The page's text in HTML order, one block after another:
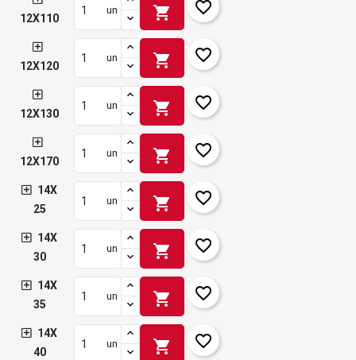
12X110
un shopping_cart favorite_border
12X120
un shopping_cart favorite_border
12X130
un shopping_cart favorite_border
12X170
un shopping_cart favorite_border
14X
25
un shopping_cart favorite_border
14X
30
un shopping_cart favorite_border
14X
35
un shopping_cart favorite_border
14X
40
un shopping_cart favorite_border